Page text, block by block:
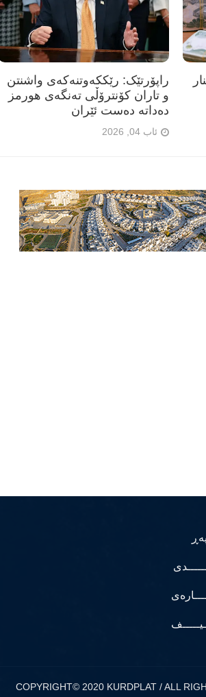
راپۆرتێک: رێککەوتنەکەی واشنتن
و تاران کۆنترۆڵی تەنگەی هورمز
دەداتە دەست ئێران
ئاب 04, 2026
COPYRIGHT© 2020 KURDPLAT / ALL